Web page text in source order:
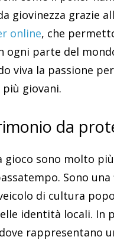
giovinezza grazie
online, che
ogni parte del
viva la passione
giovani.
da
gioco sono molto
Sono
di cultura
identità locali. In
rappresentano